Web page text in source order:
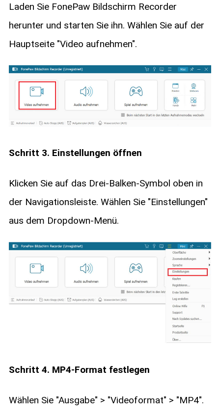
Laden Sie FonePaw Bildschirm Recorder
herunter und starten Sie ihn. Wählen Sie auf der
Hauptseite "Video aufnehmen".
Schritt 3. Einstellungen öffnen
Klicken Sie auf das Drei-Balken-Symbol oben in
der Navigationsleiste. Wählen Sie "Einstellungen"
aus dem Dropdown-Menü.
Schritt 4. MP4-Format festlegen
Wählen Sie "Ausgabe" > "Videoformat" > "MP4".